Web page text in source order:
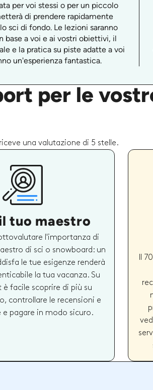
per voi stessi o per un piccolo
di prendere rapidamente
sci di fondo. Le lezioni saranno
base a voi e ai vostri obiettivi, il
e la pratica su piste adatte a voi
un'esperienza fantastica.
per le
una valutazione di 5 stelle.
tuo maestro
l'importanza di
di sci o snowboard: un
le tue esigenze renderà
la tua vacanza. Su
è facile scoprire di più su
controllare le recensioni e
e pagare in modo sicuro.
Il